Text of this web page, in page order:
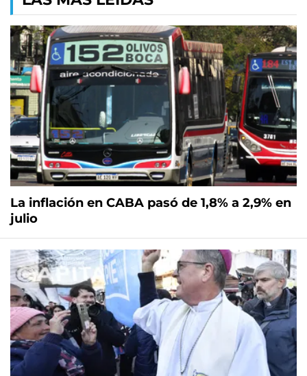
La inflación en CABA pasó de 1,8% a 2,9% en
julio